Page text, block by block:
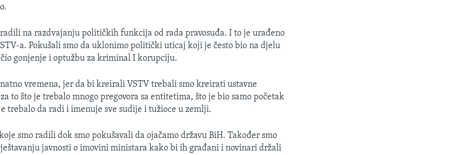
na razdvajanju političkih funkcija od rada pravosuđa. I to je urađeno
a. Pokušali smo da uklonimo politički uticaj koji je često bio na djelu
gonjenje i optužbu za kriminal I korupciju.
vremena, jer da bi kreirali VSTV trebali smo kreirati ustavne
to što je trebalo mnogo pregovora sa entitetima, što je bio samo početak
trebalo da radi i imenuje sve sudije i tužioce u zemlji.
smo radili dok smo pokušavali da ojačamo državu BiH. Također smo
javnosti o imovini ministara kako bi ih građani i novinari držali